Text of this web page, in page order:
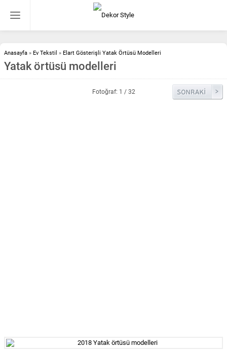
Anasayfa » Ev Tekstil » Elart Gösterişli Yatak Örtüsü Modelleri
Yatak örtüsü modelleri
Fotoğraf: 1 / 32